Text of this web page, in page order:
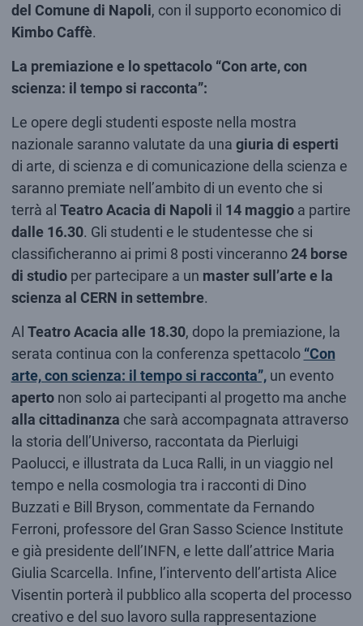
del Comune di Napoli, con il supporto economico di
Kimbo Caffè.
La premiazione e lo spettacolo “Con arte, con
scienza: il tempo si racconta”:
Le opere degli studenti esposte nella mostra
nazionale saranno valutate da una giuria di esperti
di arte, di scienza e di comunicazione della scienza e
saranno premiate nell’ambito di un evento che si
terrà al Teatro Acacia di Napoli il 14 maggioa partire
dalle 16.30. Gli studenti e le studentesse che si
classificheranno ai primi 8 posti vinceranno24 borse
di studioper partecipare a un master sull’arte e la
scienza al CERN in settembre.
Al Teatro Acacia alle 18.30, dopo la premiazione, la
serata continua con la conferenza spettacolo “Con
arte, con scienza: il tempo si racconta”,un evento
apertonon solo ai partecipanti al progetto ma anche
alla cittadinanza che sarà accompagnata attraverso
la storia dell’Universo, raccontata da Pierluigi
Paolucci, e illustrata da Luca Ralli, in un viaggio nel
tempo e nella cosmologia tra i racconti di Dino
Buzzati e Bill Bryson, commentate da Fernando
Ferroni, professore del Gran Sasso Science Institute
e già presidente dell’INFN, e lette dall’attrice Maria
Giulia Scarcella. Infine, l’intervento dell’artista Alice
Visentin porterà il pubblico alla scoperta del processo
creativo e del suo lavoro sulla rappresentazione